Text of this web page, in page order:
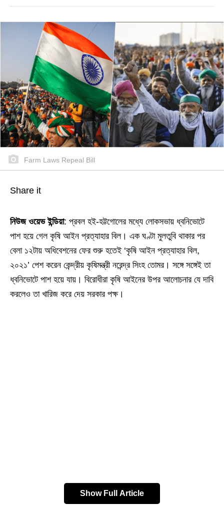
Farm Laws Repeal Bill
Share it
নিউজ ওয়েভ ইন্ডিয়া: প্রবল হই-হট্টগোলের মধ্যে লোকসভায় ধ্বনিভোটে
পাশ হয়ে গেল কৃষি আইন প্রত্যাহার বিল। এক ঘণ্টা মুলতুবি থাকার পর
বেলা ১২টায় অধিবেশনের ফের শুরু হতেই ‘কৃষি আইন প্রত্যাহার বিল,
২০২১’ পেশ করেন কেন্দ্রীয় কৃষিমন্ত্রী নরেন্দ্র সিংহ তোমর। সঙ্গে সঙ্গেই তা
ধ্বনিভোটে পাশ হয়ে যায়। বিরোধীরা কৃষি আইনের উপর আলোচনার যে দাবি
করলেও তা খারিজ করে দেয় সরকার পক্ষ।
কৃষি আইন নিয়ে আলোচনার দাবিতে সোমবার শীতকালীন অধিবেশনের
Show Full Article